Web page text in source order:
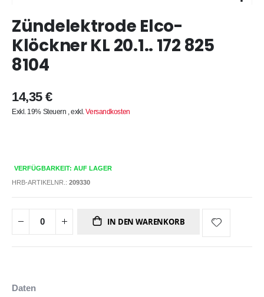
Anfang
Bildergalerie
springen
Zündelektrode Elco-
Klöckner KL 20.1.. 172 825
8104
14,35 €
Exkl. 19% Steuern ,exkl.Versandkosten
VERFÜGBARKEIT: AUF LAGER
HRB-ARTIKELNR.: 209330
IN DEN WARENKORB
Daten